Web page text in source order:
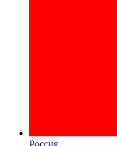
Россия